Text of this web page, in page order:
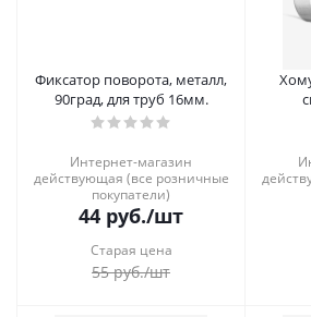
Фиксатор поворота, металл,
90град, для труб 16мм.
Интернет-магазин
действующая (все розничные
покупатели)
44 руб./шт
Старая цена
55руб./шт